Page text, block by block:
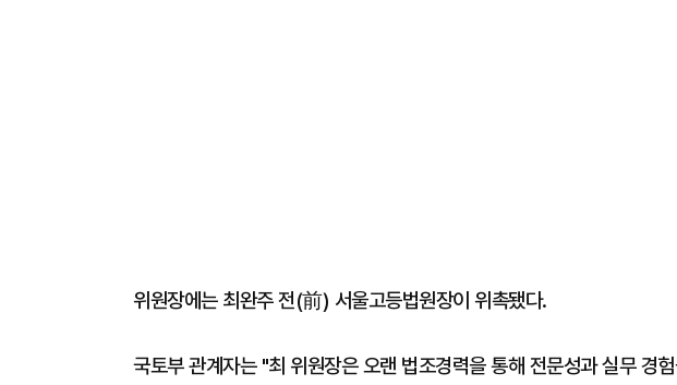
위원장에는 최완주 전(前) 서울고등법원장이 위촉됐다.
국토부 관계자는 "최 위원장은 오랜 법조경력을 통해 전문성과 실무 경